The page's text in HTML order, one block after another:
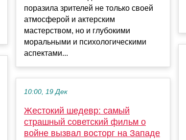
поразила зрителей не только своей
атмосферой и актерским
мастерством, но и глубокими
моральными и психологическими
аспектами...
10:00, 19 Дек
Жестокий шедевр: самый
страшный советский фильм о
войне вызвал восторг на Западе